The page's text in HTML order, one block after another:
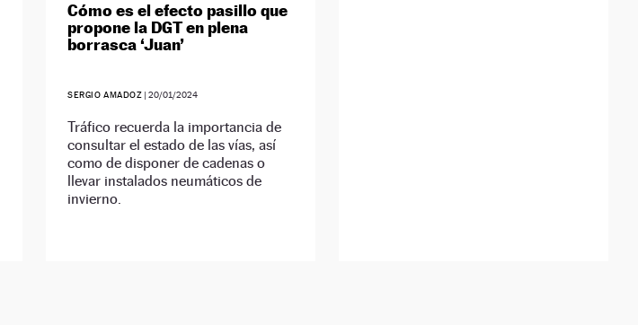
Cómo es el efecto pasillo que
propone la DGT en plena
borrasca ‘Juan’
SERGIO AMADOZ |20/01/2024
Tráfico recuerda la importancia de
consultar el estado de las vías, así
como de disponer de cadenas o
llevar instalados neumáticos de
invierno.